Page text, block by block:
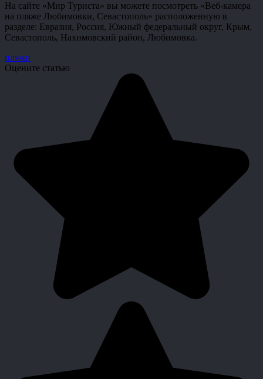
На сайте «Мир Туриста» вы можете посмотреть «Веб-камера
на пляже Любимовки, Севастополь» расположенную в
разделе: Евразия, Россия, Южный федеральный округ, Крым,
Севастополь, Нахимовский район, Любимовка.
пляжи
Оцените статью